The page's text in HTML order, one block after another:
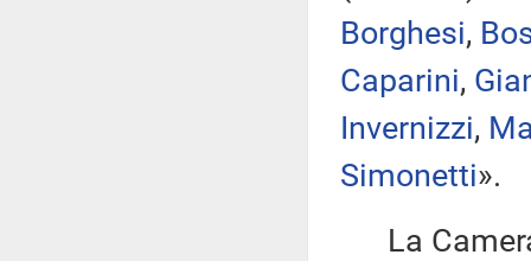
Borghesi,
Caparini,
Invernizzi,
Simonetti».
La